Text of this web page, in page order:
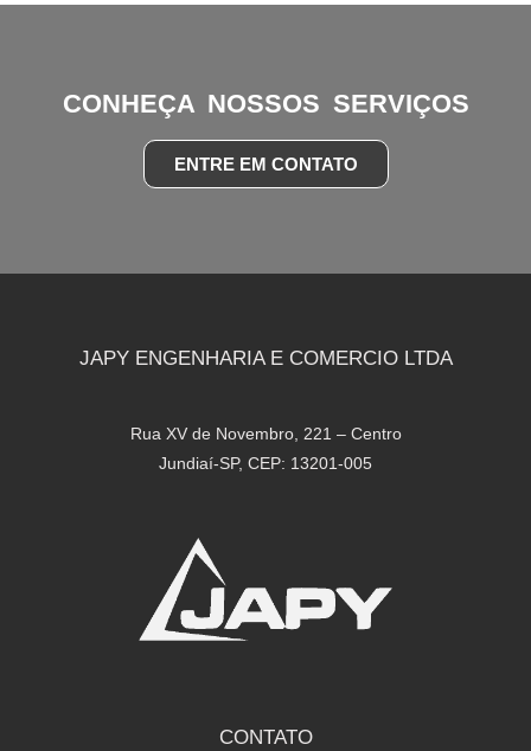
CONHEÇA NOSSOS SERVIÇOS
ENTRE EM CONTATO
JAPY ENGENHARIA E COMERCIO LTDA
Rua XV de Novembro, 221 – Centro
Jundiaí-SP, CEP: 13201-005
CONTATO